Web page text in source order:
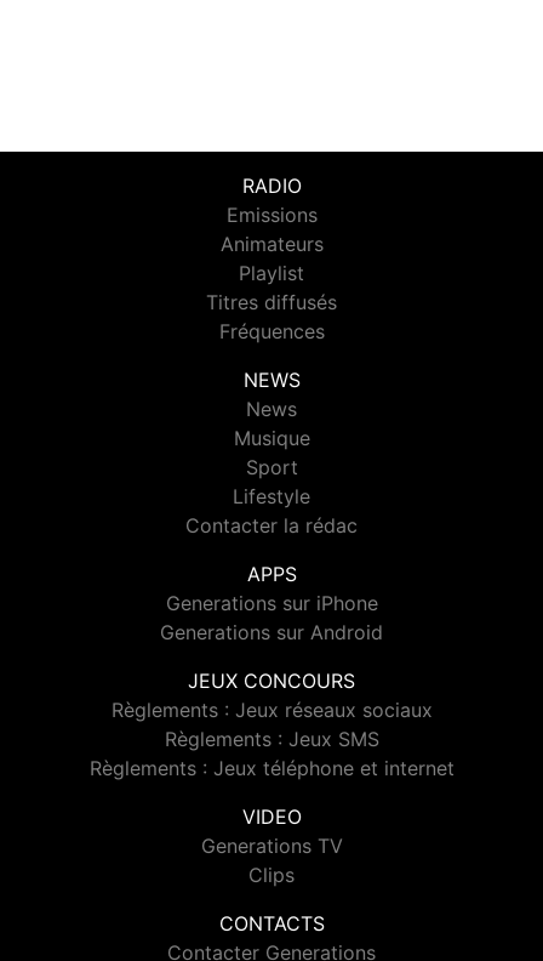
RADIO
Emissions
Animateurs
Playlist
Titres diffusés
Fréquences
NEWS
News
Musique
Sport
Lifestyle
Contacter la rédac
APPS
Generations sur iPhone
Generations sur Android
JEUX CONCOURS
Règlements : Jeux réseaux sociaux
Règlements : Jeux SMS
Règlements : Jeux téléphone et internet
VIDEO
Generations TV
Clips
CONTACTS
Contacter Generations